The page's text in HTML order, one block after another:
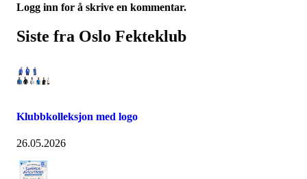
Logg inn for å skrive en kommentar.
Siste fra Oslo Fekteklub
Klubbkolleksjon med logo
26.05.2026